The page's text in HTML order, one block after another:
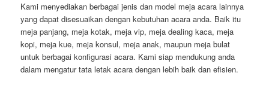
Kami menyediakan berbagai jenis dan model meja acara lainnya
yang dapat disesuaikan dengan kebutuhan acara anda. Baik itu
meja panjang, meja kotak, meja vip, meja dealing kaca, meja
kopi, meja kue, meja konsul, meja anak, maupun meja bulat
untuk berbagai konfigurasi acara. Kami siap mendukung anda
dalam mengatur tata letak acara dengan lebih baik dan efisien.